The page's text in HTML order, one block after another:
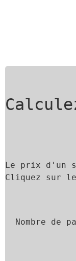
Le prix d'un
Cliquez sur
Nombre de